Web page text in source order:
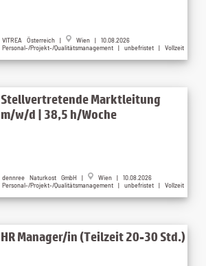
VITREA Österreich |
Wien | 10.08.2026
Personal-/Projekt-/Qualitätsmanagement | unbefristet | Vollzeit
Stellvertretende Marktleitung
m/w/d | 38,5 h/Woche
dennree Naturkost GmbH |
Wien | 10.08.2026
Personal-/Projekt-/Qualitätsmanagement | unbefristet | Vollzeit
HR Manager/in (Teilzeit 20-30 Std.)